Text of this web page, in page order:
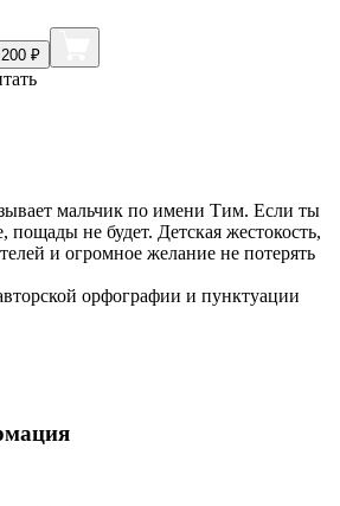
₽
мальчик по имени Тим. Если ты
не будет. Детская жестокость,
и огромное желание не потерять
орфографии и пунктуации